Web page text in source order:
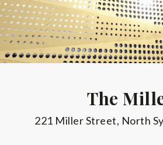
The
221 Miller Street, North